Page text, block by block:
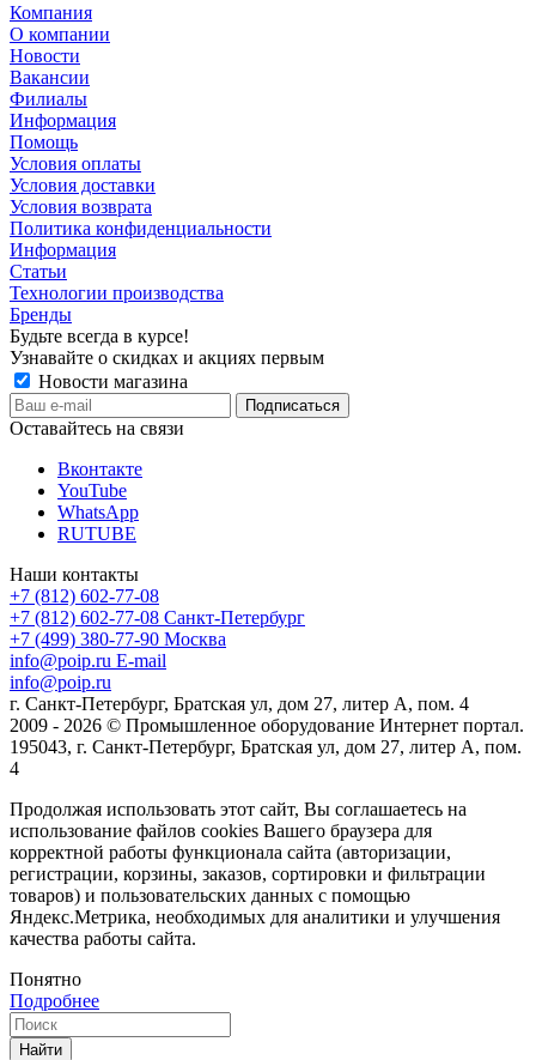
Компания
О компании
Новости
Вакансии
Филиалы
Информация
Помощь
Условия оплаты
Условия доставки
Условия возврата
Политика конфиденциальности
Информация
Статьи
Технологии производства
Бренды
Будьте всегда в курсе!
Узнавайте о скидках и акциях первым
Новости магазина
Оставайтесь на связи
Вконтакте
YouTube
WhatsApp
RUTUBE
Наши контакты
+7 (812) 602-77-08
+7 (812) 602-77-08 Санкт-Петербург
+7 (499) 380-77-90 Москва
info@poip.ru E-mail
info@poip.ru
г. Санкт-Петербург, Братская ул, дом 27, литер А, пом. 4
2009 - 2026 © Промышленное оборудование Интернет портал.
195043, г. Санкт-Петербург, Братская ул, дом 27, литер А, пом.
4
Продолжая использовать этот сайт, Вы соглашаетесь на
использование файлов cookies Вашего браузера для
корректной работы функционала сайта (авторизации,
регистрации, корзины, заказов, сортировки и фильтрации
товаров) и пользовательских данных с помощью
Яндекс.Метрика, необходимых для аналитики и улучшения
качества работы сайта.
Понятно
Подробнее
Найти